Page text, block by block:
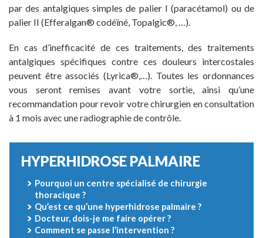
par des antalgiques simples de palier I (paracétamol) ou de
palier II (Efferalgan® codéïné, Topalgic®, …).
En cas d’inefficacité de ces traitements, des traitements
antalgiques spécifiques contre ces douleurs intercostales
peuvent être associés (Lyrica®,…). Toutes les ordonnances
vous seront remises avant votre sortie, ainsi qu’une
recommandation pour revoir votre chirurgien en consultation
à 1 mois avec une radiographie de contrôle.
HYPERHIDROSE PALMAIRE
Pourquoi un centre spécialisé de chirurgie
thoracique ?
Qu’est ce qu’une hyperhidrose palmaire ?
Docteur, dois-je me faire opérer ?
Comment se passe l’intervention ?